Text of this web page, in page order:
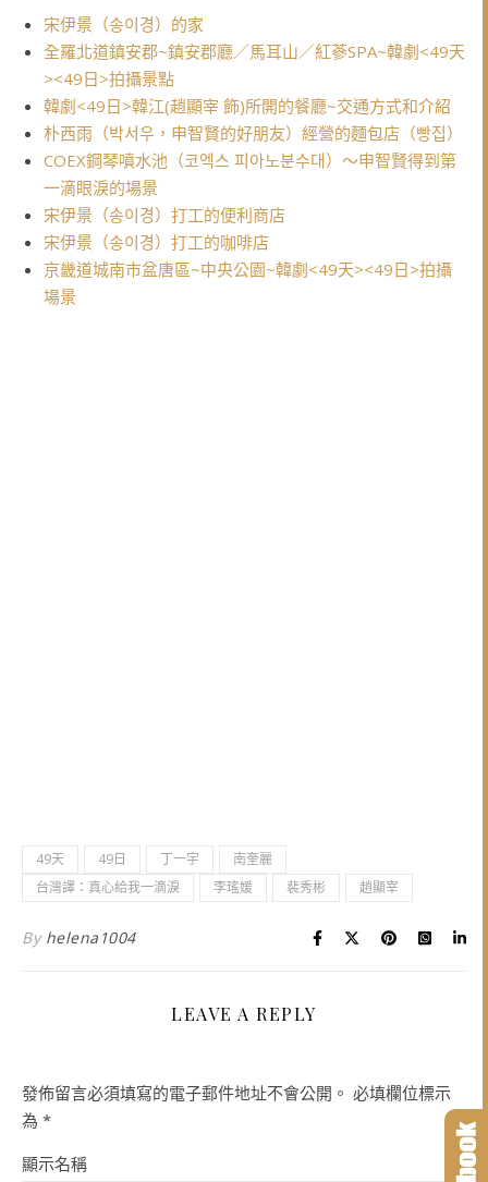
宋伊景（송이경）的家
全羅北道鎮安郡~鎮安郡廳／馬耳山／紅蔘SPA~韓劇<49天
><49日>拍攝景點
韓劇<49日>韓江(趙顯宰 飾)所開的餐廳~交通方式和介紹
朴西雨（박서우，申智賢的好朋友）經營的麵包店（빵집）
COEX鋼琴噴水池（코엑스 피아노분수대）～申智賢得到第
一滴眼淚的場景
宋伊景（송이경）打工的便利商店
宋伊景（송이경）打工的咖啡店
京畿道城南市盆唐區~中央公園~韓劇<49天><49日>拍攝
場景
49天 49日 丁一宇
南奎麗
台灣譯：真心給我一滴淚
李瑤媛 裴秀彬 趙顯宰
By helena1004
LEAVE A REPLY
發佈留言必須填寫的電子郵件地址不會公開。 必填欄位標示
為 *
顯示名稱